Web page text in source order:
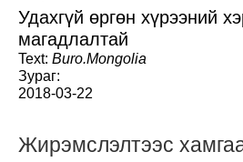
Удахгүй өргөн хүрээний
магадлалтай
Text: Buro.Mongolia
Зураг:
2018-03-22
Жирэмслэлтээс